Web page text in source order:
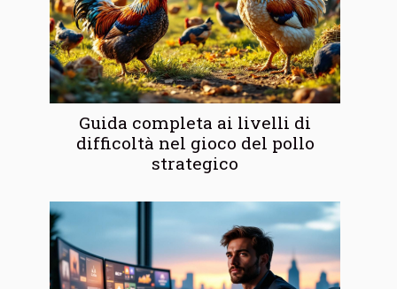
Guida completa ai livelli di
difficoltà nel gioco del pollo
strategico